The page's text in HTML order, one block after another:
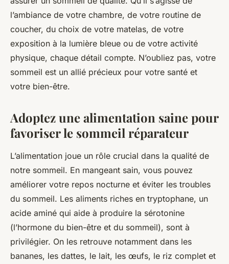
l’ambiance de votre chambre, de votre routine de
coucher, du choix de votre matelas, de votre
exposition à la lumière bleue ou de votre activité
physique, chaque détail compte. N’oubliez pas, votre
sommeil est un allié précieux pour votre santé et
votre bien-être.
Adoptez une alimentation saine pour
favoriser le sommeil réparateur
L’alimentation joue un rôle crucial dans la qualité de
notre sommeil. En mangeant sain, vous pouvez
améliorer votre repos nocturne et éviter les troubles
du sommeil. Les aliments riches en tryptophane, un
acide aminé qui aide à produire la sérotonine
(l’hormone du bien-être et du sommeil), sont à
privilégier. On les retrouve notamment dans les
bananes, les dattes, le lait, les œufs, le riz complet et